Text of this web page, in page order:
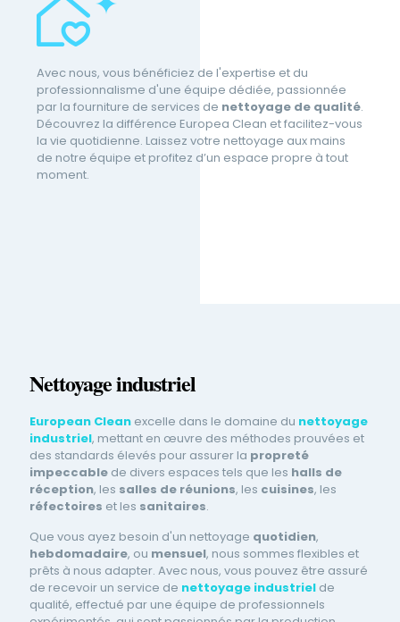
Avec nous, vous bénéficiez de l'expertise et du
professionnalisme d'une équipe dédiée, passionnée
par la fourniture de services de nettoyage de qualité.
Découvrez la différence Europea Clean et facilitez-vous
la vie quotidienne. Laissez votre nettoyage aux mains
de notre équipe et profitez d’un espace propre à tout
moment.
Nettoyage industriel
European Clean excelle dans le domaine du nettoyage
industriel, mettant en œuvre des méthodes prouvées et
des standards élevés pour assurer la propreté
impeccable de divers espaces tels que les halls de
réception, les salles de réunions, les cuisines, les
réfectoires et les sanitaires.
Que vous ayez besoin d'un nettoyage quotidien,
hebdomadaire, ou mensuel, nous sommes flexibles et
prêts à nous adapter. Avec nous, vous pouvez être assuré
de recevoir un service de nettoyage industriel de
qualité, effectué par une équipe de professionnels